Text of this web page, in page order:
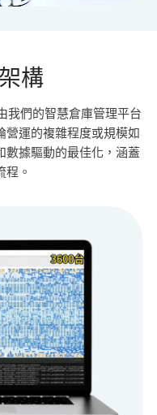
構
們的智慧倉庫管理平台
營運的複雜程度或規模如
數據驅動的最佳化，涵蓋
程。